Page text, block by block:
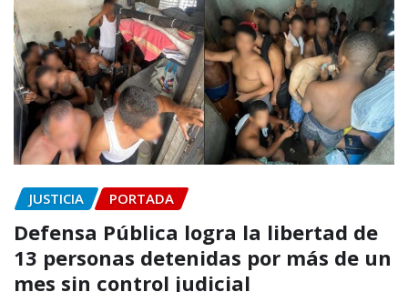
JUSTICIA PORTADA
Defensa Pública logra la libertad de
13 personas detenidas por más de un
mes sin control judicial